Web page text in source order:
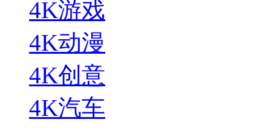
4K游戏
4K动漫
4K创意
4K汽车